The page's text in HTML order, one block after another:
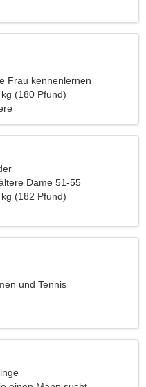
Frau kennenlernen
(180 Pfund)
Dame 51-55
(182 Pfund)
und Tennis